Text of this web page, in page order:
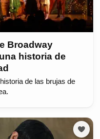
Broadway
historia de
de las brujas de